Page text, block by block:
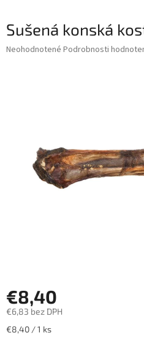
Sušená konská
Priemerné
Neohodnotené Podrobnosti
€8,40
€6,83 bez DPH
Jednotková
€8,40 / 1 ks